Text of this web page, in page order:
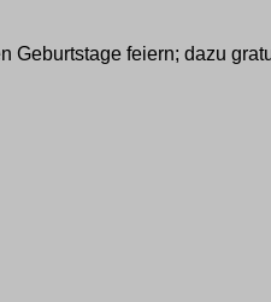
Geburtstage feiern; dazu